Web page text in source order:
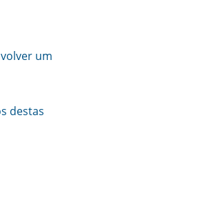
um
destas